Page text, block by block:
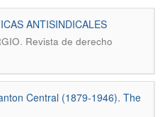
ANTISINDICALES
. Revista de derecho
Central (1879-1946). The